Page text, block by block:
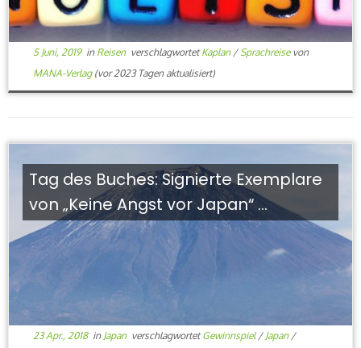
5 Juni, 2019in Reisen verschlagwortetKaplan / Sprachreise von
MANA-Verlag(vor 2023 Tagen aktualisiert)
Tag des Buches: Signierte Exemplare
von „Keine Angst vor Japan“ ...
23 Apr., 2018in Japan verschlagwortetGewinnspiel / Japan /